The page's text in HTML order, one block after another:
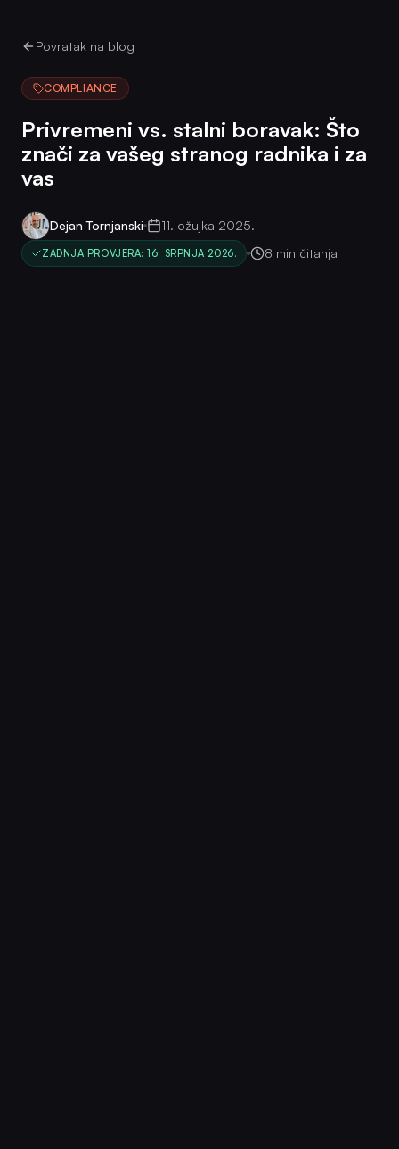
Povratak na blog
COMPLIANCE
Privremeni vs. stalni boravak: Što
znači za vašeg stranog radnika i za
vas
Dejan Tornjanski 11. ožujka 2025.
ZADNJA PROVJERA: 16. SRPNJA 2026. 8 min čitanja